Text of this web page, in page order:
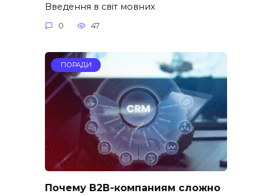
Введення в світ мовних
0 47
ПОРАДИ
Почему B2B-компаниям сложно